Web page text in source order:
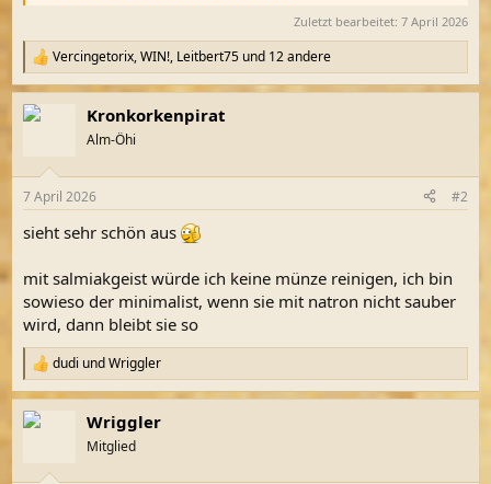
Zuletzt bearbeitet: 7 April 2026
R
e
a
k
e
:
Vercingetorix,WIN!, Leitbert75 und 12 andere
Kronkorkenpirat
Alm-Öhi
7 April 2026 #2
sieht sehr schön aus
mit salmiakgeist würde ich keine münze reinigen, ich bin
sowieso der minimalist, wenn sie mit natron nicht sauber
wird, dann bleibt sie so
R
e
a
k
dudi undWriggler
Wriggler
Mitglied